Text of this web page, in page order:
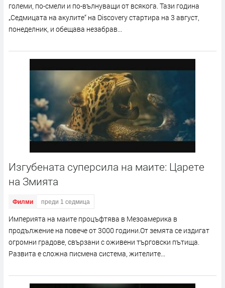
големи, по-смели и по-вълнуващи от всякога. Тази година
„Седмицата на акулите“ на Discovery стартира на 3 август,
понеделник, и обещава незабрав...
Изгубената суперсила на маите: Царете
на Змията
Филми преди 1 седмица
Империята на маите процъфтява в Мезоамерика в
продължение на повече от 3000 години.От земята се издигат
огромни градове, свързани с оживени търговски пътища.
Развита е сложна писмена система, жителите...